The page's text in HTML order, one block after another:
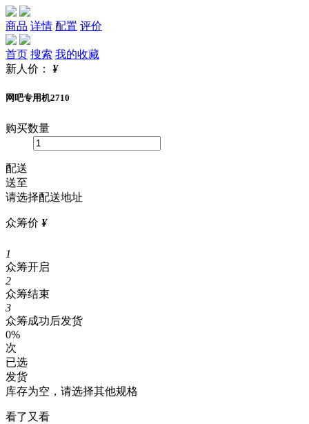
商品 详情 配置 评价
首页 搜索 我的收藏
新人价：
¥
网吧专用机2710
购买数量
配送
送至
请选择配送地址
众筹价 ¥
1
众筹开启
2
众筹结束
3
众筹成功后发货
0%
次
已选
发货
库存为空，请选择其他规格
看了又看